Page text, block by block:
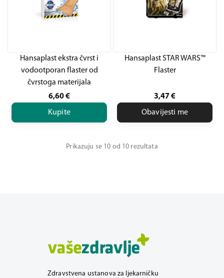
Hansaplast ekstra čvrst i
vodootporan flaster od
čvrstoga materijala
6,60€
Kupite
Hansaplast STAR WARS™
Flaster
3,47 €
Obavijesti me
Prikazuju se 10 od 10 rezultata
Zdravstvena ustanova za ljekarničku